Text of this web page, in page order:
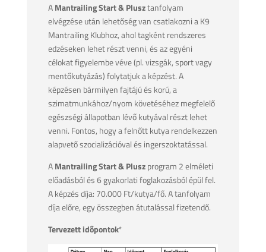
AMantrailing Start & Plusztanfolyam
elvégzése után lehetőség van csatlakozni a K9
Mantrailing Klubhoz, ahol tagként rendszeres
edzéseken lehet részt venni, és az egyéni
célokat figyelembe véve (pl. vizsgák, sport vagy
mentőkutyázás) folytatjuk a képzést. A
képzésen bármilyen fajtájú és korú, a
szimatmunkához/nyom követéséhez megfelelő
egészségi állapotban lévő kutyával részt lehet
venni. Fontos, hogy a felnőtt kutya rendelkezzen
alapvető szocializációval és ingerszoktatással.
AMantrailing Start & Pluszprogram 2 elméleti
előadásból és 6 gyakorlati foglakozásból épül fel.
A képzés díja: 70.000 Ft/kutya/fő. A tanfolyam
díja előre, egy összegben átutalással fizetendő.
Tervezett időpontok*